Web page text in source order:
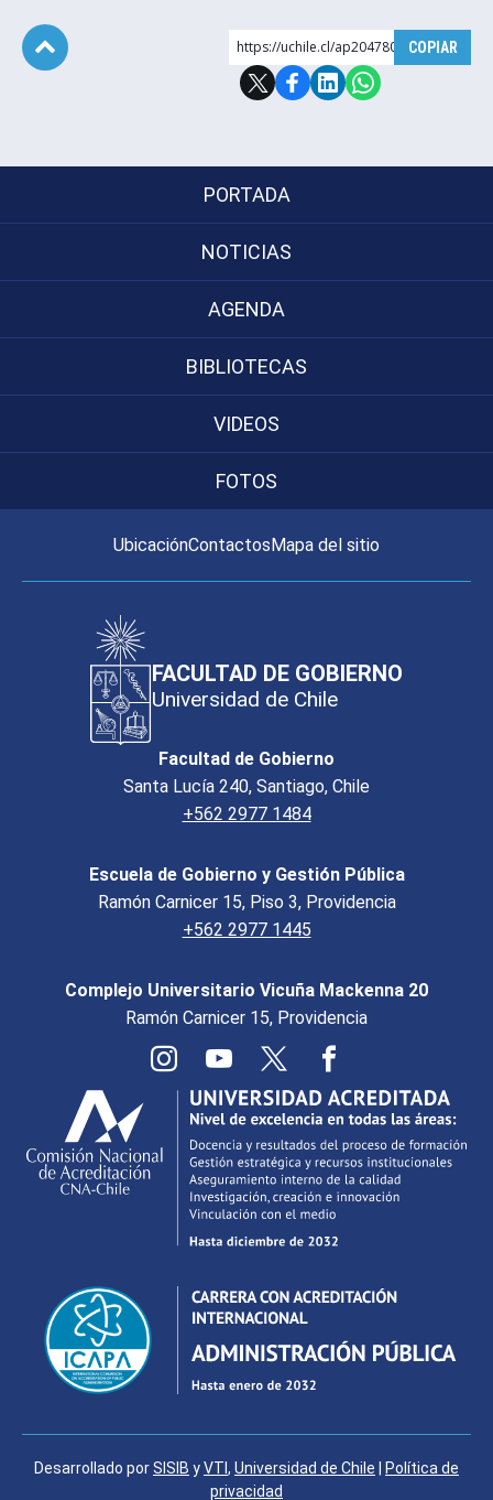
https://uchile.cl/ap204780 COPIAR
PORTADA
NOTICIAS
AGENDA
BIBLIOTECAS
VIDEOS
FOTOS
UbicaciónContactos Mapa del sitio
FACULTAD DE GOBIERNO
Universidad de Chile
Facultad de Gobierno
Santa Lucía 240, Santiago, Chile
+562 2977 1484
Escuela de Gobierno y Gestión Pública
Ramón Carnicer 15, Piso 3, Providencia
+562 2977 1445
Complejo Universitario Vicuña Mackenna 20
Ramón Carnicer 15, Providencia
Desarrollado porSISIB yVTI, Universidad de Chile | Política de
privacidad